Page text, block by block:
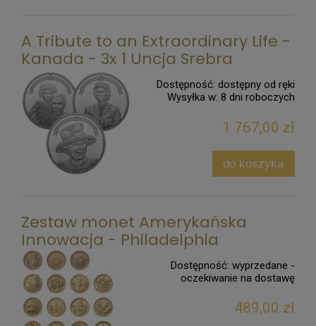
A Tribute to an Extraordinary Life -
Kanada - 3x 1 Uncja Srebra
Dostępność: dostępny od ręki
Wysyłka w: 8 dni roboczych
1 767,00 zł
do koszyka
Zestaw monet Amerykańska
Innowacja - Philadelphia
Dostępność: wyprzedane -
oczekiwanie na dostawę
489,00 zł